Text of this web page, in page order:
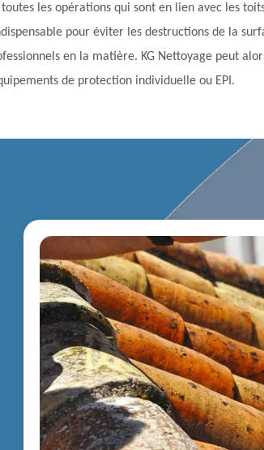
les opérations qui sont en lien avec les
pour éviter les destructions de la
en la matière. KG Nettoyage peut
de protection individuelle ou EPI.